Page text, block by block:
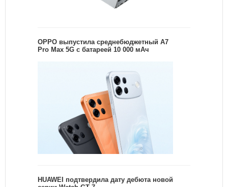
OPPO выпустила среднебюджетный A7
Pro Max 5G с батареей 10 000 мАч
HUAWEI подтвердила дату дебюта новой